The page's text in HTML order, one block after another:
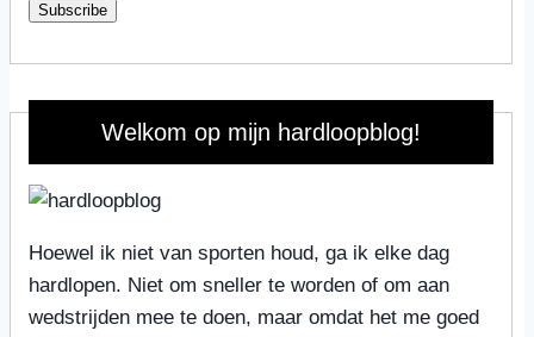
Subscribe
Welkom op mijn hardloopblog!
Hoewel ik niet van sporten houd, ga ik elke dag
hardlopen. Niet om sneller te worden of om aan
wedstrijden mee te doen, maar omdat het me goed